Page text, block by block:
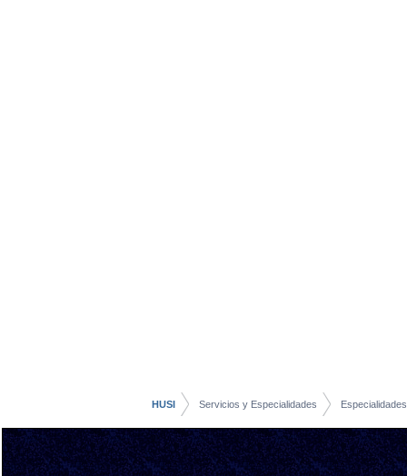
HUSI Servicios y Especialidades